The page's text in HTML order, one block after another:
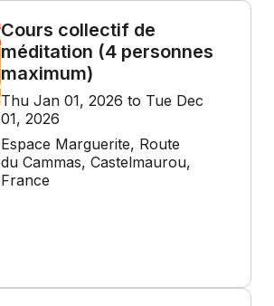
Cours collectif de
méditation (4 personnes
maximum)
Thu Jan 01, 2026 to Tue Dec
01, 2026
Espace Marguerite, Route
du Cammas, Castelmaurou,
France